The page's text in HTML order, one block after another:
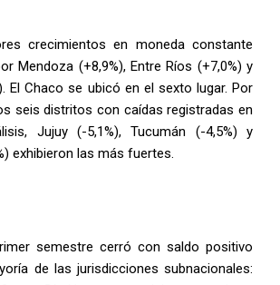
crecimientos en moneda constante
Mendoza (+8,9%), Entre Ríos (+7,0%) y
El Chaco se ubicó en el sexto lugar. Por
seis distritos con caídas registradas en
Jujuy (-5,1%), Tucumán (-4,5%) y
exhibieron las más fuertes.
semestre cerró con saldo positivo
de las jurisdicciones subnacionales: